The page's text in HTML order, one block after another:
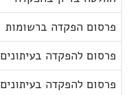
פרסום הפקדה ברשומות
פרסום להפקדה בעיתונים
פרסום להפקדה בעיתונים